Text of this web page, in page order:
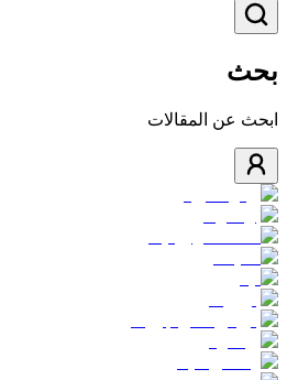
بحث
ابحث عن المقالات